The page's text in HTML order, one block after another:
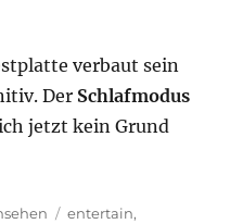
verbaut sein
Der Schlafmodus
jetzt kein Grund
Schlagwörter
entertain,